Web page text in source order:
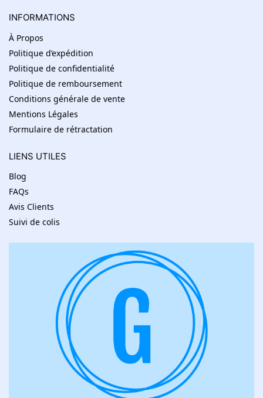
INFORMATIONS
À Propos
Politique d’expédition
Politique de confidentialité
Politique de remboursement
Conditions générale de vente
Mentions Légales
Formulaire de rétractation
LIENS UTILES
Blog
FAQs
Avis Clients
Suivi de colis